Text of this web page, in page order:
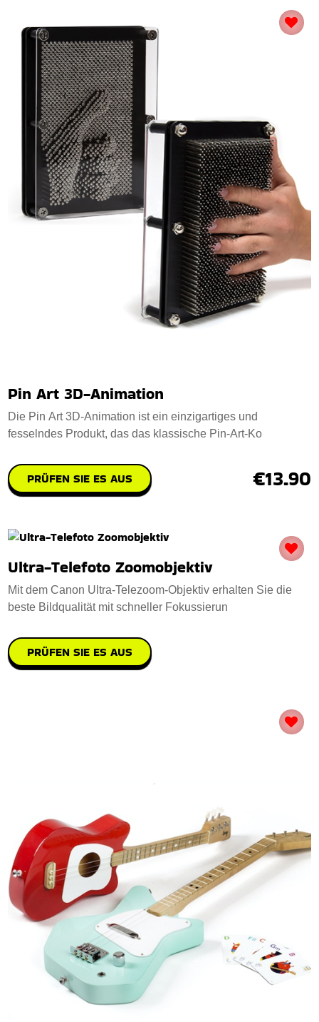
Pin Art 3D-Animation
Die Pin Art 3D-Animation ist ein einzigartiges und
fesselndes Produkt, das das klassische Pin-Art-Ko
PRÜFEN SIE ES AUS €13.90
Ultra-Telefoto Zoomobjektiv
Mit dem Canon Ultra-Telezoom-Objektiv erhalten Sie die
beste Bildqualität mit schneller Fokussierun
PRÜFEN SIE ES AUS